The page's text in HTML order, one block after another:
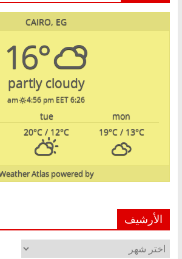
CAIRO, EG
16°
partly cloudy
6:26 am
4:56 pm EET
mon
tue
19°C/ 13°C
20°C / 12°C
powered by
Atlas
الأرشيف
الأرشيف